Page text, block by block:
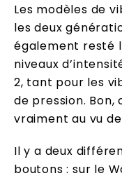
Les modèles de
les deux
également resté
niveaux
2, tant pour les
de pression.
vraiment au vu
Il y a deux
boutons : sur le